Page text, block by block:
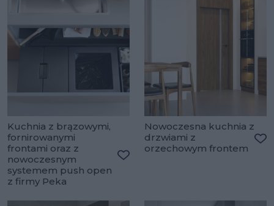
Kuchnia z brązowymi,
fornirowanymi
frontami oraz z
nowoczesnym
systemem push open
z firmy Peka
Nowoczesna kuchnia z
drzwiami z
orzechowym frontem